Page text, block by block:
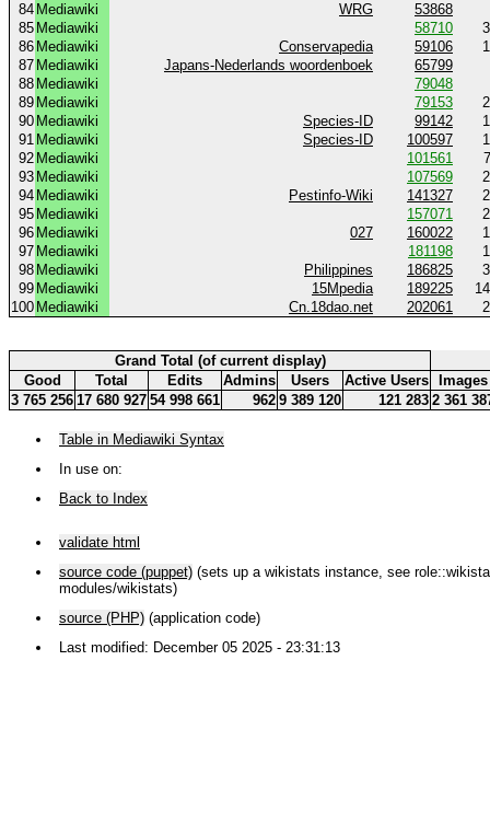
84 Mediawiki WRG
53868
85 Mediawiki 58710
86 Mediawiki Conservapedia 59106
87 Mediawiki Japans-Nederlands woordenboek
65799
88 Mediawiki
79048
89 Mediawiki 79153
90 Mediawiki Species-ID 99142
91 Mediawiki Species-ID 100597
92 Mediawiki 101561
93 Mediawiki 107569
94 Mediawiki Pestinfo-Wiki 141327
95 Mediawiki 157071
96 Mediawiki 027 160022
97 Mediawiki 181198
98 Mediawiki Philippines 186825
99 Mediawiki 15Mpedia 189225
100 Mediawiki Cn.18dao.net 202061
Grand Total (of current display)
Good
Total Edits Admins Users Active Users
Images
3 765 256 17 680 927 54 998 661 962 9 389 120 121 283 2 361
Table in Mediawiki Syntax
In use on:
Back to Index
validate html
source code (puppet) (sets up a wikistats instance, see
modules/wikistats)
source (PHP) (application code)
Last modified: December 05 2025 - 23:31:13